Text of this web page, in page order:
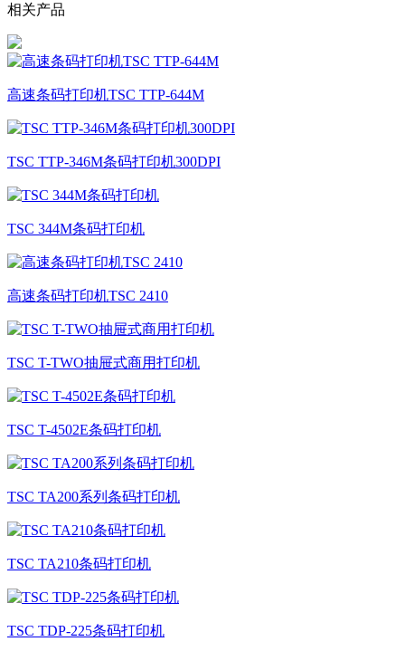
相关产品
高速条码打印机TSC TTP-644M
TSC TTP-346M条码打印机300DPI
TSC 344M条码打印机
高速条码打印机TSC 2410
TSC T-TWO抽屉式商用打印机
TSC T-4502E条码打印机
TSC TA200系列条码打印机
TSC TA210条码打印机
TSC TDP-225条码打印机